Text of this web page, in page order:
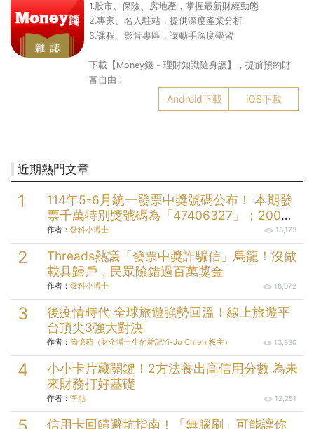
1.股市、保險、房地產，掌握最新財經動態
2.專家、名人駐站，提供深度產業分析
3.課程、影音專區，讓動手深度學習
下載【Money錢 - 理財知識隨身讀】，提前預約財
富自由！
Android下載 iOS下載
近期熱門文章
114年5-6月統一發票中獎號碼公布！ 本期發
票千萬特別獎號碼為「47406327」；200萬
元特獎號碼為「05579058」；三組20萬元
頭獎分別為「49912232」、
「73145004」、「99174704」。
作者： 發科小博士 18,173
Threads熱議「發票中獎詐騙信」烏龍！沒做
載具歸戶，民眾險錯過百萬獎金
作者： 發科小博士 18,072
後疫情時代 全球旅遊強勢回溫！線上旅遊平
台頂尖3強大對決
作者： 簡憶茹（財金博士生的雜記Yi-Ju Chien 板主） 13,330
小小卡片藏關鍵！2方法養出高信用分數 為未
來財務打好基礎
作者： 李勛 12,251
信用卡回饋避坑指南！「無腦刷」可能讓你